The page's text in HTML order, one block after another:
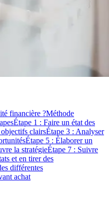
financière ?Méthode
Étape 1 : Faire un état des
clairsÉtape 3 : Analyser
Étape 5 : Élaborer un
la stratégieÉtape 7 : Suivre
et en tirer des
différentes
achat